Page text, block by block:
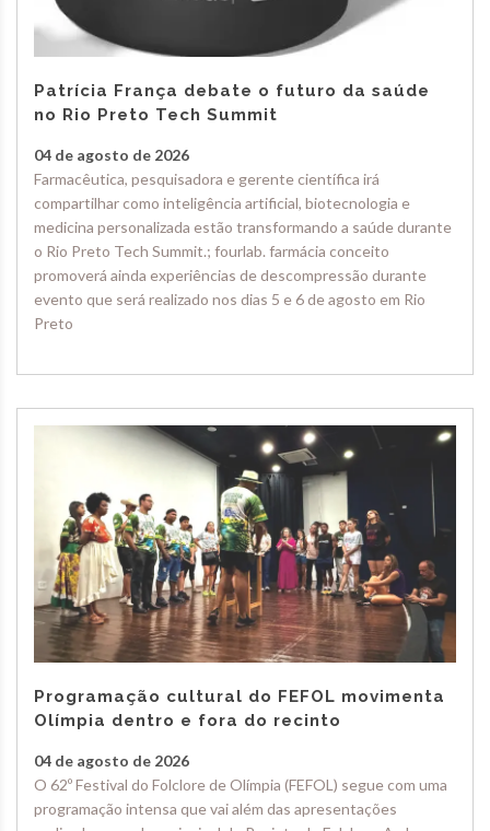
Patrícia França debate o futuro da saúde
no Rio Preto Tech Summit
04 de agosto de 2026
Farmacêutica, pesquisadora e gerente científica irá
compartilhar como inteligência artificial, biotecnologia e
medicina personalizada estão transformando a saúde durante
o Rio Preto Tech Summit.; fourlab. farmácia conceito
promoverá ainda experiências de descompressão durante
evento que será realizado nos dias 5 e 6 de agosto em Rio
Preto
Programação cultural do FEFOL movimenta
Olímpia dentro e fora do recinto
04 de agosto de 2026
O 62º Festival do Folclore de Olímpia (FEFOL) segue com uma
programação intensa que vai além das apresentações